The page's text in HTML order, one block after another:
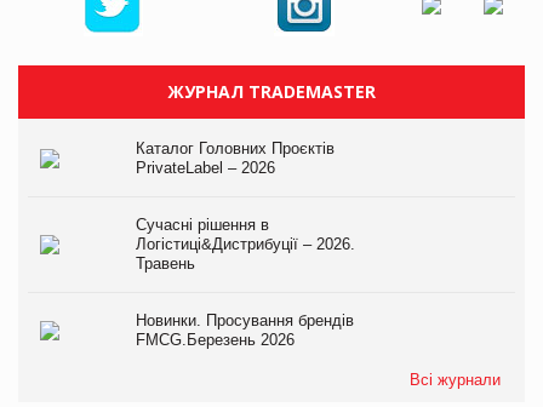
ЖУРНАЛ TRADEMASTER
Каталог Головних Проєктів
PrivateLabel – 2026
Сучасні рішення в
Логістиці&Дистрибуції – 2026.
Травень
Новинки. Просування брендів
FMCG.Березень 2026
Всі журнали